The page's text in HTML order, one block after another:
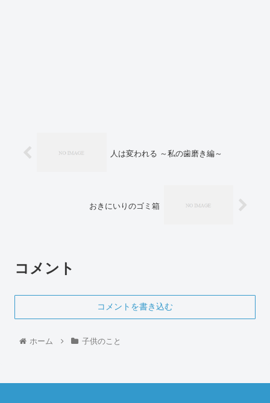
人は変われる ～私の歯磨き編～
おきにいりのゴミ箱
コメント
コメントを書き込む
ホーム 子供のこと